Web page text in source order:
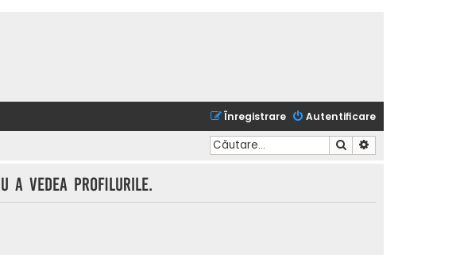
Autentificare
Înregistrare
Căutare
a vedea profilurile.